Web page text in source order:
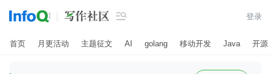
 登录
首页 月更活动 主题征文 AI golang 移动开发 Java 开源